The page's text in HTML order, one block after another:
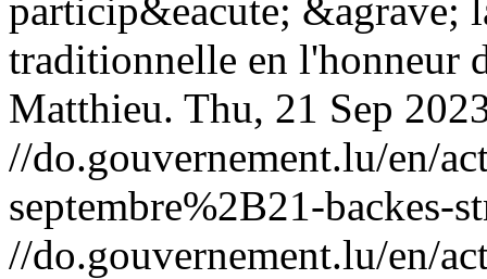
particip&eacute; &agrave;
traditionnelle en l'honneur
Matthieu. Thu, 21 Sep
//do.gouvernement.lu/en/
septembre%2B21-backes-
//do.gouvernement.lu/en/